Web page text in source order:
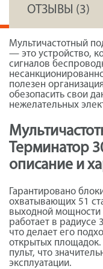
ОТЗЫВЫ (3)
Мультичастотный
— это устройство,
сигналов
полезен
обезопасить свои
нежелательных
Терминатор
описание и
Гарантировано
охватывающих 51
выходной мощности
работает в радиусе
что делает его
открытых
пульт, что
эксплуатации.